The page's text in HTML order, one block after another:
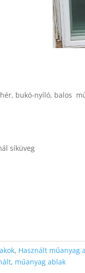
bukó-nyíló, balos
síküveg
, Használt műanyag
, műanyag ablak